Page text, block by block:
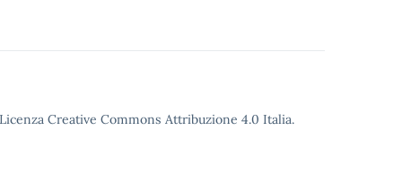
Creative Commons Attribuzione 4.0 Italia.